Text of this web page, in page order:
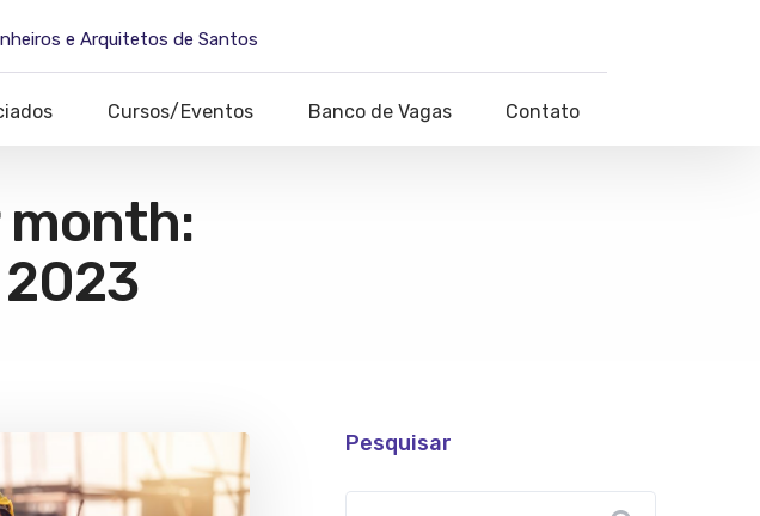
e Arquitetos de Santos
Cursos/Eventos Banco de Vagas Contato
Pesquisar